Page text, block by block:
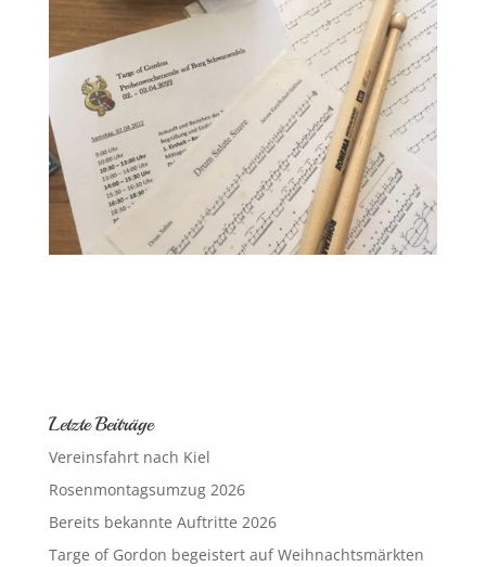
Letzte Beiträge
Vereinsfahrt nach Kiel
Rosenmontagsumzug 2026
Bereits bekannte Auftritte 2026
Targe of Gordon begeistert auf Weihnachtsmärkten